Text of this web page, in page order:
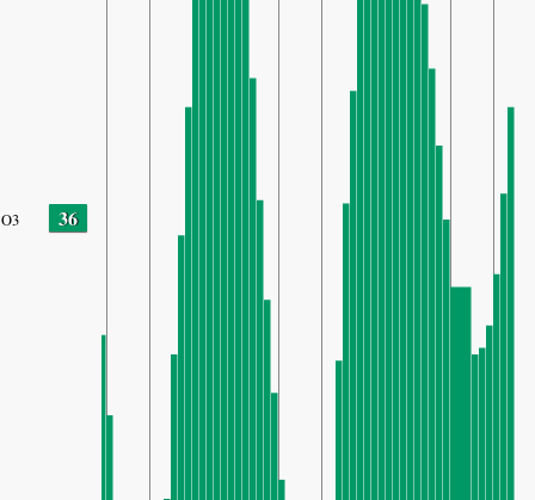
O3 36